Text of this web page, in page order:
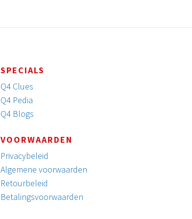
SPECIALS
Q4 Clues
Q4 Pedia
Q4 Blogs
VOORWAARDEN
Privacybeleid
Algemene voorwaarden
Retourbeleid
Betalingsvoorwaarden